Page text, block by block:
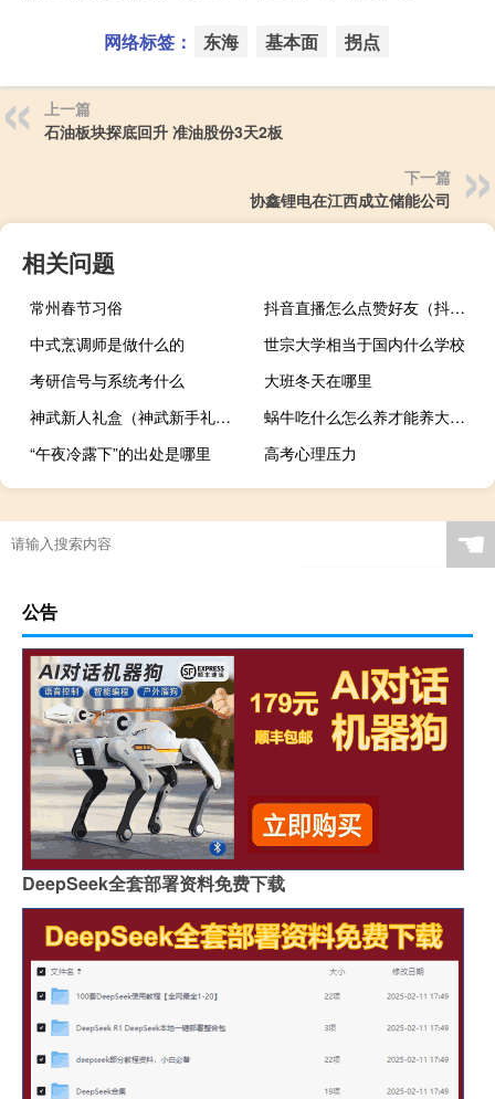
网络标签： 东海 基本面 拐点
上一篇
石油板块探底回升 准油股份3天2板
下一篇
协鑫锂电在江西成立储能公司
相关问题
常州春节习俗
抖音直播怎么点赞好友（抖音直播怎么点赞）
中式烹调师是做什么的
世宗大学相当于国内什么学校
考研信号与系统考什么
大班冬天在哪里
神武新人礼盒（神武新手礼包）
蜗牛吃什么怎么养才能养大（蜗牛吃什么怎么养活）
“午夜冷露下”的出处是哪里
高考心理压力
☚
公告
DeepSeek全套部署资料免费下载